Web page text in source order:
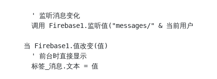
  ' 监听消息变化
  调用 Firebase1.监听值("messages/" & 当前用户)
当 Firebase1.值改变(值)
  ' 前台时直接显示
  标签_消息.文本 = 值